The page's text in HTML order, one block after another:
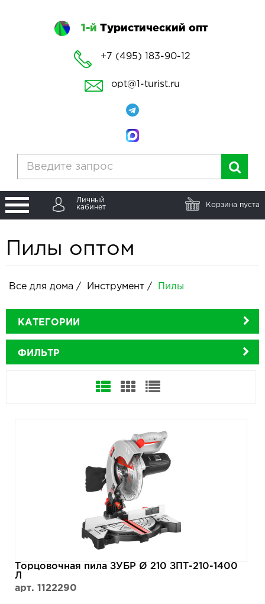
1-й Туристический опт
+7 (495) 183-90-12
opt@1-turist.ru
Личный
кабинет
Корзина пуста
Пилы оптом
Все для дома / Инструмент / Пилы
КАТЕГОРИИ
ФИЛЬТР
Торцовочная пила ЗУБР Ø 210 ЗПТ-210-1400
Л
арт. 1122290